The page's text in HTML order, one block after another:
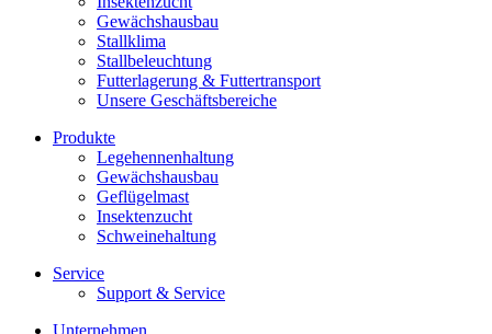
Gewächshausbau
Stallklima
Stallbeleuchtung
Futterlagerung & Futtertransport
Unsere Geschäftsbereiche
Produkte
Legehennenhaltung
Gewächshausbau
Geflügelmast
Insektenzucht
Schweinehaltung
Service
Support & Service